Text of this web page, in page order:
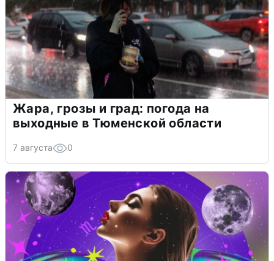
Жара, грозы и град: погода на
выходные в Тюменской области
7 августа 0